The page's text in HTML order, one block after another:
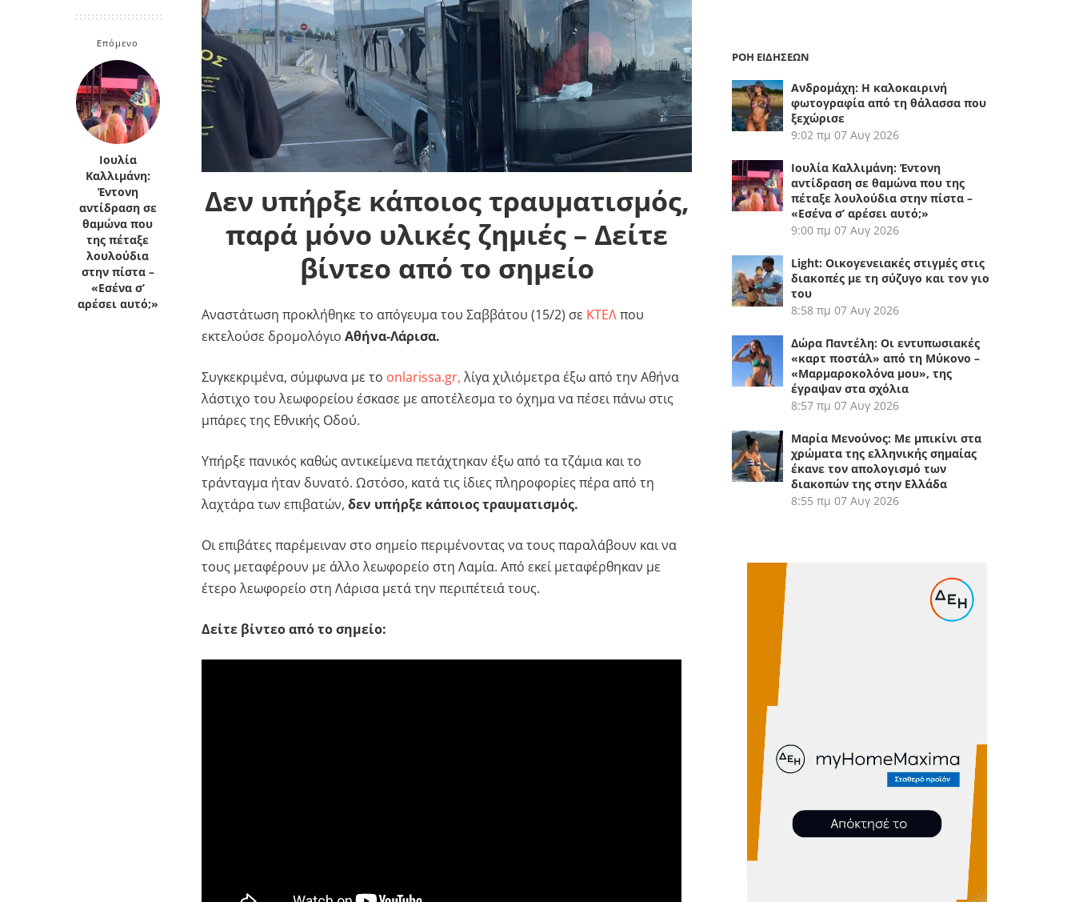
Κρήτη
Κυκλάδες
Πελοπόννησος
Πελοπόννησος
Επόμενο
Ιουλία
Καλλιμάνη:
Έντονη
αντίδραση σε
θαμώνα που
της πέταξε
λουλούδια
στην πίστα –
«Εσένα σ’
αρέσει αυτό;»
Δεν υπήρξε κάποιος τραυματισμός,
παρά μόνο υλικές ζημιές – Δείτε
βίντεο από το σημείο
Αναστάτωση προκλήθηκε το απόγευμα του Σαββάτου (15/2) σε ΚΤΕΛπου
εκτελούσε δρομολόγιο Αθήνα-Λάρισα.
Συγκεκριμένα, σύμφωνα με το onlarissa.gr, λίγα χιλιόμετρα έξω από την Αθήνα
λάστιχο του λεωφορείου έσκασε με αποτέλεσμα το όχημα να πέσει πάνω στις
μπάρες της Εθνικής Οδού.
Υπήρξε πανικός καθώς αντικείμενα πετάχτηκαν έξω από τα τζάμια και το
τράνταγμα ήταν δυνατό. Ωστόσο, κατά τις ίδιες πληροφορίες πέρα από τη
λαχτάρα των επιβατών, δεν υπήρξε κάποιος τραυματισμός.
Οι επιβάτες παρέμειναν στο σημείο περιμένοντας να τους παραλάβουν και να
τους μεταφέρουν με άλλο λεωφορείο στη Λαμία. Από εκεί μεταφέρθηκαν με
έτερο λεωφορείο στη Λάρισα μετά την περιπέτειά τους.
Δείτε βίντεο από το σημείο:
ΡΟΗ ΕΙΔΗΣΕΩΝ
Ανδρομάχη: Η καλοκαιρινή
φωτογραφία από τη θάλασσα που
ξεχώρισε
9:02 πμ 07 Αυγ 2026
Ιουλία Καλλιμάνη: Έντονη
αντίδραση σε θαμώνα που της
πέταξε λουλούδια στην πίστα –
«Εσένα σ’ αρέσει αυτό;»
9:00 πμ 07 Αυγ 2026
Light: Οικογενειακές στιγμές στις
διακοπές με τη σύζυγο και τον γιο
του
8:58 πμ 07 Αυγ 2026
Δώρα Παντέλη: Οι εντυπωσιακές
«καρτ ποστάλ» από τη Μύκονο –
«Μαρμαροκολόνα μου», της
έγραψαν στα σχόλια
8:57 πμ 07 Αυγ 2026
Μαρία Μενούνος: Με μπικίνι στα
χρώματα της ελληνικής σημαίας
έκανε τον απολογισμό των
διακοπών της στην Ελλάδα
8:55 πμ 07 Αυγ 2026